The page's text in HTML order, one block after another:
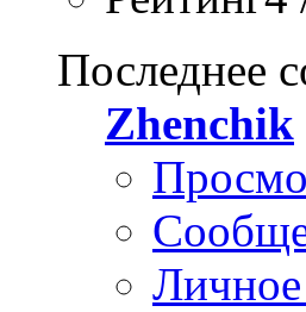
Последнее
Zhenchik